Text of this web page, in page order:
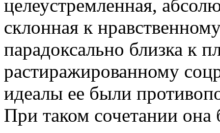
целеустремленная,
склонная к
парадоксально близка к
растиражированному
идеалы ее были
При таком сочетании она